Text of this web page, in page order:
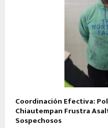
Coordinación Efectiva:
Chiautempan Frustra
Sospechosos